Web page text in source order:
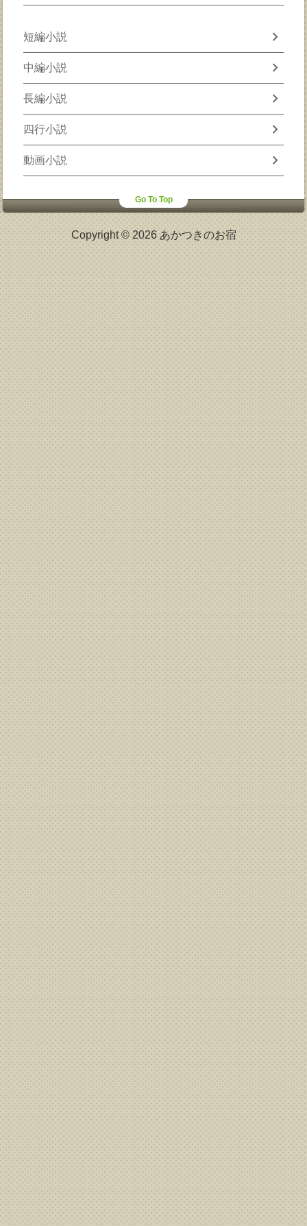
短編小説 chevron_right
中編小説 chevron_right
長編小説 chevron_right
四行小説 chevron_right
動画小説 chevron_right
Go To Top
Copyright © 2026 あかつきのお宿